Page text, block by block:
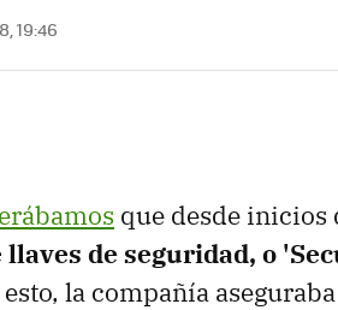
19:46
que desde inicios
de seguridad, o
la compañía